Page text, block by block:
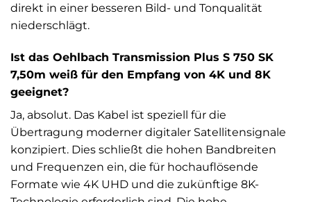
direkt in einer besseren Bild- und Tonqualität
niederschlägt.
Ist das Oehlbach Transmission Plus S 750 SK
7,50m weiß für den Empfang von 4K und 8K
geeignet?
Ja, absolut. Das Kabel ist speziell für die
Übertragung moderner digitaler Satellitensignale
konzipiert. Dies schließt die hohen Bandbreiten
und Frequenzen ein, die für hochauflösende
Formate wie 4K UHD und die zukünftige 8K-